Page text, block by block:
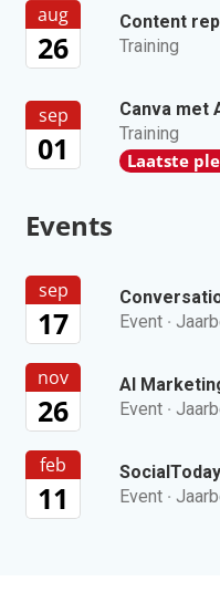
aug
26
Content
Training
sep
01
Canva met
Training
Laatste
Events
sep
17
Event ·
nov
26
AI
Event ·
feb
11
Event ·